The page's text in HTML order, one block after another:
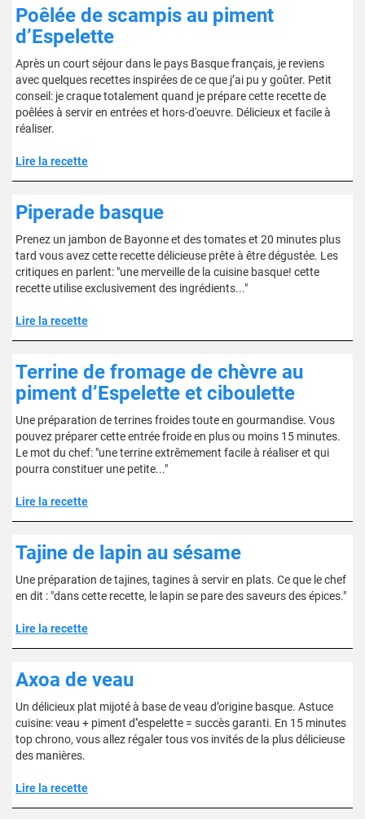
Poêlée de scampis au piment
d’Espelette
Après un court séjour dans le pays Basque français, je reviens
avec quelques recettes inspirées de ce que j’ai pu y goûter. Petit
conseil: je craque totalement quand je prépare cette recette de
poêlées à servir en entrées et hors-d'oeuvre. Délicieux et facile à
réaliser.
Lire la recette
Piperade basque
Prenez un jambon de Bayonne et des tomates et 20 minutes plus
tard vous avez cette recette délicieuse prête à être dégustée. Les
critiques en parlent: "une merveille de la cuisine basque! cette
recette utilise exclusivement des ingrédients..."
Lire la recette
Terrine de fromage de chèvre au
piment d’Espelette et ciboulette
Une préparation de terrines froides toute en gourmandise. Vous
pouvez préparer cette entrée froide en plus ou moins 15 minutes.
Le mot du chef: "une terrine extrêmement facile à réaliser et qui
pourra constituer une petite..."
Lire la recette
Tajine de lapin au sésame
Une préparation de tajines, tagines à servir en plats. Ce que le chef
en dit : "dans cette recette, le lapin se pare des saveurs des épices."
Lire la recette
Axoa de veau
Un délicieux plat mijoté à base de veau d’origine basque. Astuce
cuisine: veau + piment d''espelette = succès garanti. En 15 minutes
top chrono, vous allez régaler tous vos invités de la plus délicieuse
des manières.
Lire la recette